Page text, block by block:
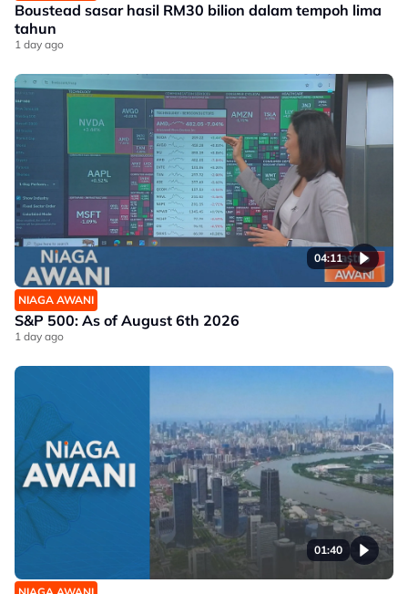
Boustead sasar hasil RM30 bilion dalam tempoh lima
tahun
1 day ago
04:11
NIAGA AWANI
S&P 500: As of August 6th 2026
1 day ago
01:40